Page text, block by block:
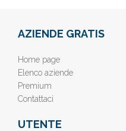
AZIENDE GRATIS
Home page
Elenco aziende
Premium
Contattaci
UTENTE